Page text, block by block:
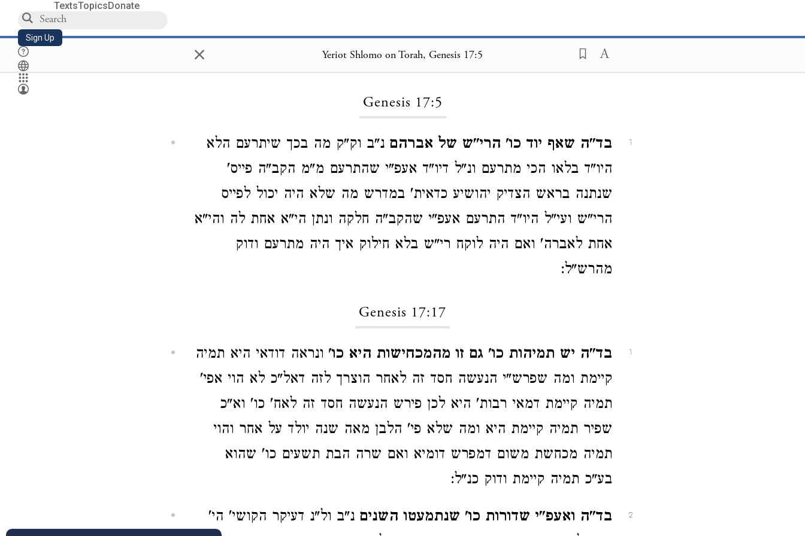
TextsTopicsDonate
Sign Up × Yeriot Shlomo on Torah, Genesis 17:5
Genesis 17:5
1 בד"ה שאף יוד כו' הרי"ש של אברהם נ"ב וק"ק מה בכך שיתרעם הלא
היו"ד בלאו הכי מתרעם ונ"ל דיו"ד אעפ"י שהתרעם מ"מ הקב"ה פייס'
שנתנה בראש הצדיק יהושיע כדאית' במדרש מה שלא היה יכול לפייס
הרי"ש ועי"ל היו"ד התרעם אעפ"י שהקב"ה חלקה ונתן הי"א אחת לה והי"א
אחת לאברה' ואם היה לוקח רי"ש בלא חילוק איך היה מתרעם ודוק
מהרש"ל:
Genesis 17:17
1 בד"ה יש תמיהות כו' גם זו מהמכחישות היא כו' ונראה דודאי היא תמיה
קיימת ומה שפרש"י הנעשה חסד זה לאחר הוצרך לזה דאל"כ לא הוי אפי'
תמיה קיימת דמאי רבות' היא לכן פירש הנעשה חסד זה לאח' כו' וא"כ
שפיר תמיה קיימת היא ומה שלא פי' הלבן מאה שנה יולד על אחר והוי
תמיה מכחשת משום דמפרש דומיא ואם שרה הבת תשעים כו' שהוא
בע"כ תמיה קיימת ודוק כנ"ל:
2 בד"ה ואעפ"י שדורות כו' שנתמעטו השנים נ"ב ול"נ דעיקר הקושי' הי'